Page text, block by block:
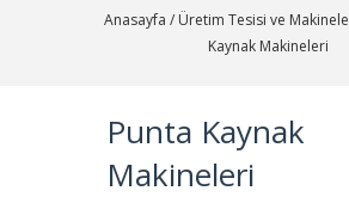
Anasayfa / Üretim Tesisi ve
Kaynak Makineleri
Punta Kaynak
Makineleri